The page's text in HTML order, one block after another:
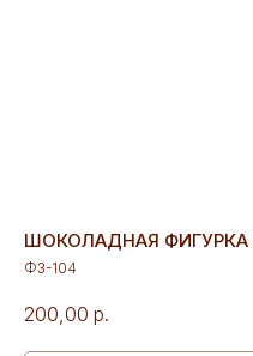
ШОКОЛАДНАЯ
Ф3-104
200,00 р.